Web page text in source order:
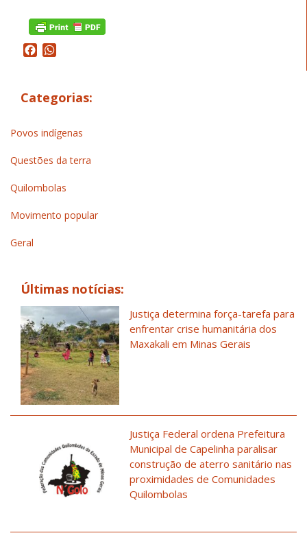
Facebook
Categorias:
Povos indígenas
Questões da terra
Quilombolas
Movimento popular
Geral
Últimas notícias:
Justiça determina força-tarefa para
enfrentar crise humanitária dos
Maxakali em Minas Gerais
Justiça Federal ordena Prefeitura
Municipal de Capelinha paralisar
construção de aterro sanitário nas
proximidades de Comunidades
Quilombolas